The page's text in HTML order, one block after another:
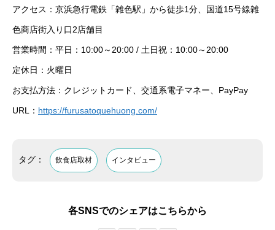
アクセス：京浜急行電鉄「雑色駅」から徒歩1分、国道15号線雑
色商店街入り口2店舗目
営業時間：平日：10:00～20:00 / 土日祝：10:00～20:00
定休日：火曜日
お支払方法：クレジットカード、交通系電子マネー、PayPay
URL： https://furusatoquehuong.com/
タグ： 飲食店取材 インタビュー
各SNSでのシェアはこちらから